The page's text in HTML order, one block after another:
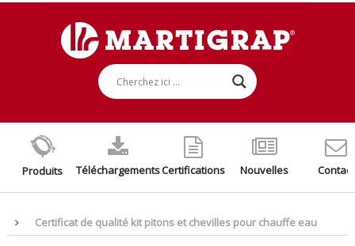
Produits TéléchargementsCertifications Nouvelles Contact
Certificat de qualité kit pitons et chevilles pour chauffe eau